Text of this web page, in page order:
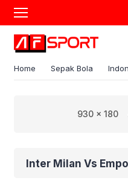
Home Sepak Bola
930 x 180
Inter Milan Vs